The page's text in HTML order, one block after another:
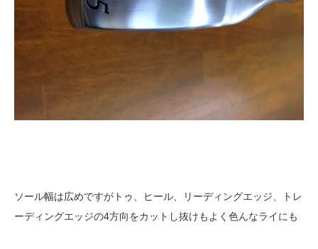
ソール幅は広めですがトゥ、ヒール、リーディングエッジ、トレ
ーディングエッジの4方向をカットし抜けもよく色んなライにも